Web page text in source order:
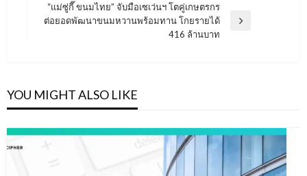
Next
“แม่ซู่กี๊ ขนมไทย” จับมือเซเว่นฯ โตคู่เกษตรกร
ต่อยอดพัฒนาขนมหวานพร้อมทาน โกยรายได้
416 ล้านบาท
YOU MIGHT ALSO LIKE